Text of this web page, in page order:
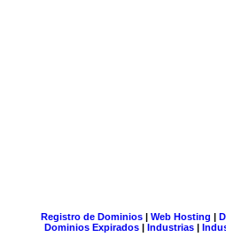
Registro de Dominios| Web Hosting |
Dominios Expirados | Industrias |